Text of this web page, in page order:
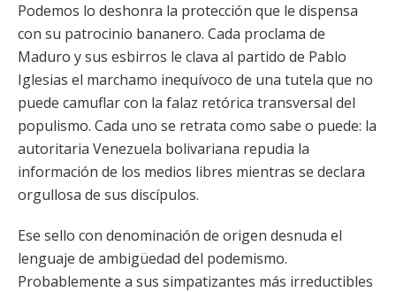
Podemos lo deshonra la protección que le dispensa
con su patrocinio bananero. Cada proclama de
Maduro y sus esbirros le clava al partido de Pablo
Iglesias el marchamo inequívoco de una tutela que no
puede camuflar con la falaz retórica transversal del
populismo. Cada uno se retrata como sabe o puede: la
autoritaria Venezuela bolivariana repudia la
información de los medios libres mientras se declara
orgullosa de sus discípulos.
Ese sello con denominación de origen desnuda el
lenguaje de ambigüedad del podemismo.
Probablemente a sus simpatizantes más irreductibles